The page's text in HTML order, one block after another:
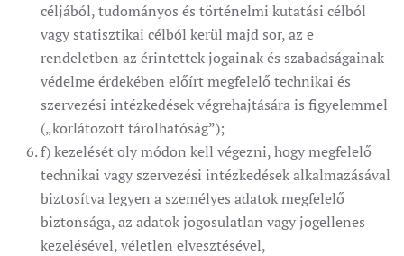
céljából, tudományos és történelmi kutatási célból
vagy statisztikai célból kerül majd sor, az e
rendeletben az érintettek jogainak és szabadságainak
védelme érdekében előírt megfelelő technikai és
szervezési intézkedések végrehajtására is figyelemmel
(„korlátozott tárolhatóság”);
f) kezelését oly módon kell végezni, hogy megfelelő
technikai vagy szervezési intézkedések alkalmazásával
biztosítva legyen a személyes adatok megfelelő
biztonsága, az adatok jogosulatlan vagy jogellenes
kezelésével, véletlen elvesztésével,